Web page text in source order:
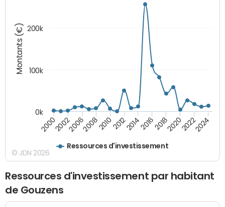
Montants (€)
Ressources d'investissement
200020022006200820102012201420162018202020222024
0k
100k
200k
© JDN 2026
Ressources d'investissement par habitant
de Gouzens